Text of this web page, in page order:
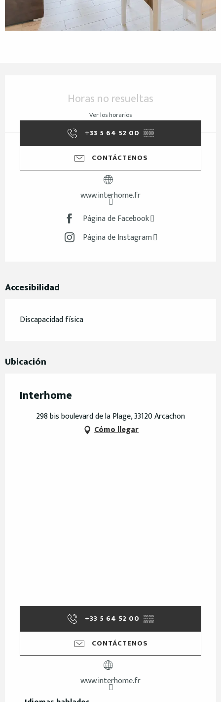
Horas no resueltas
Ver los horarios
+33 5 64 52 00 ▒▒
CONTÁCTENOS
www.interhome.fr
Página de Facebook
Página de Instagram
Accesibilidad
Discapacidad física
Ubicación
Interhome
298 bis boulevard de la Plage, 33120 Arcachon
Cómo llegar
+33 5 64 52 00 ▒▒
CONTÁCTENOS
www.interhome.fr